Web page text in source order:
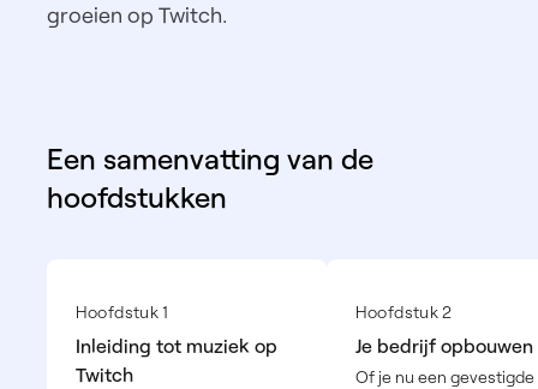
groeien op Twitch.
Een samenvatting van de
hoofdstukken
Inleiding tot muziek op
Twitch
Hoofdstuk 1
Je bedrijf opbouwen
Hoofdstuk 2
Of je nu een gevestigde